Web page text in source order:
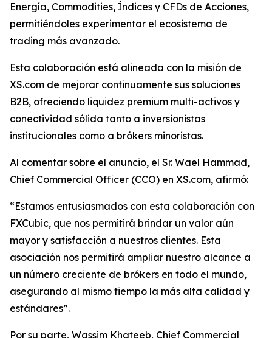
Energía, Commodities, Índices y CFDs de Acciones,
permitiéndoles experimentar el ecosistema de
trading más avanzado.
Esta colaboración está alineada con la misión de
XS.com de mejorar continuamente sus soluciones
B2B, ofreciendo liquidez premium multi-activos y
conectividad sólida tanto a inversionistas
institucionales como a brókers minoristas.
Al comentar sobre el anuncio, el Sr. Wael Hammad,
Chief Commercial Officer (CCO) en XS.com, afirmó:
“Estamos entusiasmados con esta colaboración con
FXCubic, que nos permitirá brindar un valor aún
mayor y satisfacción a nuestros clientes. Esta
asociación nos permitirá ampliar nuestro alcance a
un número creciente de brókers en todo el mundo,
asegurando al mismo tiempo la más alta calidad y
estándares”.
Por su parte, Wassim Khateeb, Chief Commercial